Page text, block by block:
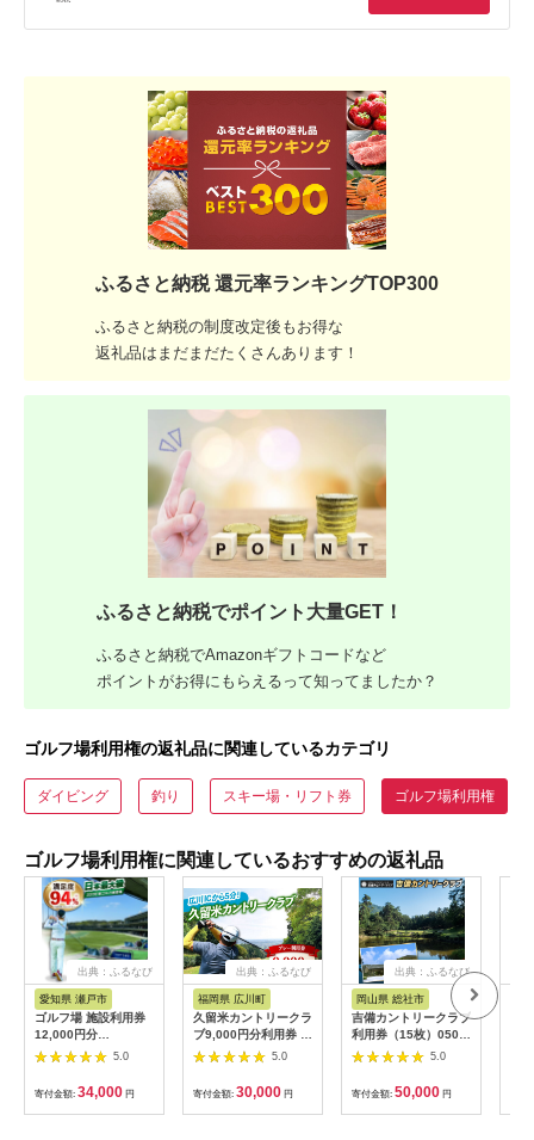
ふるさと納税 還元率ランキングTOP300
ふるさと納税の制度改定後もお得な
返礼品はまだまだたくさんあります！
ふるさと納税でポイント大量GET！
ふるさと納税でAmazonギフトコードなど
ポイントがお得にもらえるって知ってましたか？
ゴルフ場利用権の返礼品に関連しているカテゴリ
ダイビング 釣り スキー場・リフト券 ゴルフ場利用権
ゴルフ場利用権に関連しているおすすめの返礼品
出典：ふるなび
愛知県 瀬戸市
ゴルフ場 施設利用券
12,000円分
[BBEC002]ゴルフ倶
5.0
寄付金額: 34,000 円
出典：ふるなび
福岡県 広川町
久留米カントリークラ
ブ9,000円分利用券 /
ゴルフ[AFAD007]
5.0
寄付金額: 30,000 円
出典：ふるなび
岡山県 総社市
吉備カントリークラブ
利用券（15枚）050-
005
5.0
寄付金額: 50,000 円